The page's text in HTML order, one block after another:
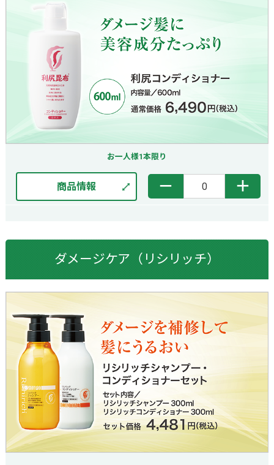
お一人様1本限り
商品情報 － ＋
ダメージケア（リシリッチ）